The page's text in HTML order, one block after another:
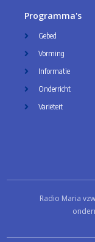
Programma's
Gebed
Vorming
Informatie
Onderricht
Variëteit
Radio Maria